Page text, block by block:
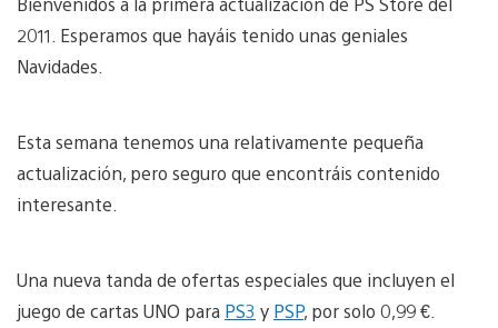
2011. Esperamos que hayáis tenido unas geniales
Navidades.
Esta semana tenemos una relativamente pequeña
actualización, pero seguro que encontráis contenido
interesante.
Una nueva tanda de ofertas especiales que incluyen el
juego de cartas UNO para PS3 y PSP, por solo 0,99 €.